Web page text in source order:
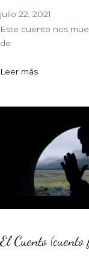
julio 22, 2021
Este cuento nos
de
Leer más
El Cuento (cuento